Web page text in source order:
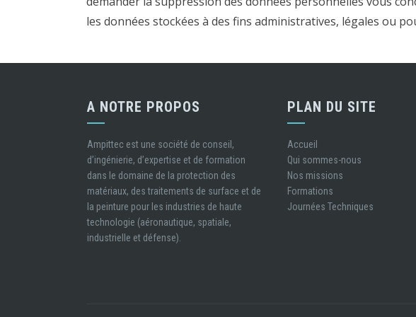
les données stockées à des fins administratives, légales ou
A NOTRE PROPOS
Ampittec est une société de conseil,
d’ingénierie, d’expertise et de formation
dans le domaine de la protection des
matériaux, des traitements de surface et de
la peinture pour les industries de haute
technologie (aéronautique, spatiale,
industrielle et défense).
PLAN DU SITE
Accueil
Qui sommes-nous
Nos missions
Formations
Journées Techniques